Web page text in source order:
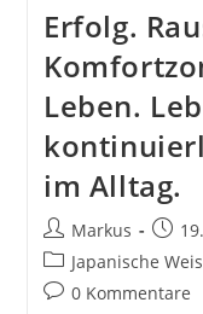
Erfolg.
Leben.
im Alltag.
Beitrags-
Autor:
Markus
Beitrags-
Kategorie:
Japanische
Beitrags-
0 Kommentare